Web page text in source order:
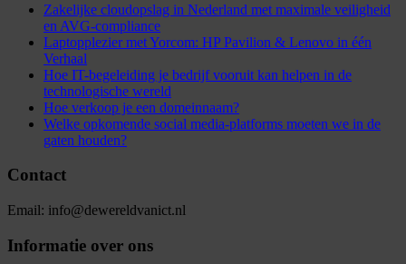
Zakelijke cloudopslag in Nederland met maximale veiligheid
en AVG-compliance
Laptopplezier met Yorcom: HP Pavilion & Lenovo in één
Verhaal
Hoe IT-begeleiding je bedrijf vooruit kan helpen in de
technologische wereld
Hoe verkoop je een domeinnaam?
Welke opkomende social media-platforms moeten we in de
gaten houden?
Contact
Email: info@dewereldvanict.nl
Informatie over ons